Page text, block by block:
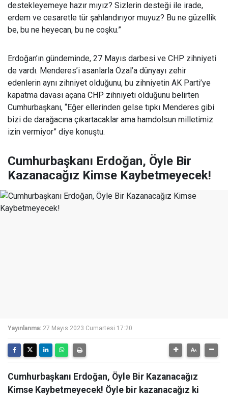
destekleyemeye hazır mıyız? Sizlerin desteği ile irade,
erdem ve cesaretle tür şahlandırıyor muyuz? Bu ne güzellik
be, bu ne heyecan, bu ne coşku.”
Erdoğan’ın gündeminde, 27 Mayıs darbesi ve CHP zihniyeti
de vardı. Menderes’i asanlarla Özal’a dünyayı zehir
edenlerin aynı zihniyet olduğunu, bu zihniyetin AK Parti’ye
kapatma davası açana CHP zihniyeti olduğunu belirten
Cumhurbaşkanı, “Eğer ellerinden gelse tıpkı Menderes gibi
bizi de darağacına çıkartacaklar ama hamdolsun milletimiz
izin vermiyor” diye konuştu.
Cumhurbaşkanı Erdoğan, Öyle Bir
Kazanacağız Kimse Kaybetmeyecek!
Yayınlanma: 27 Mayıs 2023 Cumartesi 17:20
Cumhurbaşkanı Erdoğan, Öyle Bir Kazanacağız
Kimse Kaybetmeyecek! Öyle bir kazanacağız ki